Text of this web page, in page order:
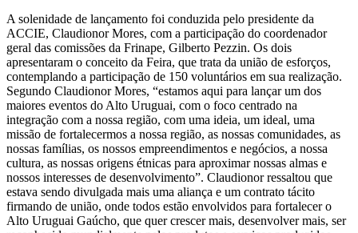
A solenidade de lançamento foi conduzida pelo presidente da
ACCIE, Claudionor Mores, com a participação do coordenador
geral das comissões da Frinape, Gilberto Pezzin. Os dois
apresentaram o conceito da Feira, que trata da união de esforços,
contemplando a participação de 150 voluntários em sua realização.
Segundo Claudionor Mores, “estamos aqui para lançar um dos
maiores eventos do Alto Uruguai, com o foco centrado na
integração com a nossa região, com uma ideia, um ideal, uma
missão de fortalecermos a nossa região, as nossas comunidades, as
nossas famílias, os nossos empreendimentos e negócios, a nossa
cultura, as nossas origens étnicas para aproximar nossas almas e
nossos interesses de desenvolvimento”. Claudionor ressaltou que
estava sendo divulgada mais uma aliança e um contrato tácito
firmando de união, onde todos estão envolvidos para fortalecer o
Alto Uruguai Gaúcho, que quer crescer mais, desenvolver mais, ser